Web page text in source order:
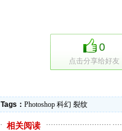
0
点击分享给好友
Tags： Photoshop 科幻 裂纹
相关阅读